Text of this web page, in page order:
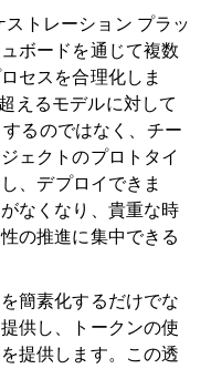
ストレーション プラッ
ボードを通じて複数
セスを合理化しま
えるモデルに対して
るのではなく、チー
ェクトのプロトタイ
、デプロイできま
なくなり、貴重な時
の推進に集中できる
簡素化するだけでな
供し、トークンの使
提供します。この透